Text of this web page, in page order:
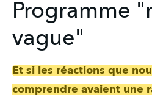
Programme
vague"
Et si les réactions que
comprendre avaient une